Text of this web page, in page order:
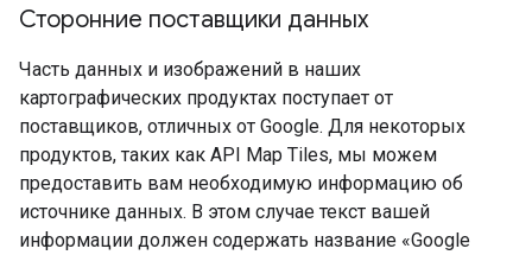
Сторонние поставщики данных
Часть данных и изображений в наших
картографических продуктах поступает от
поставщиков, отличных от Google. Для некоторых
продуктов, таких как API Map Tiles, мы можем
предоставить вам необходимую информацию об
источнике данных. В этом случае текст вашей
информации должен содержать название «Google